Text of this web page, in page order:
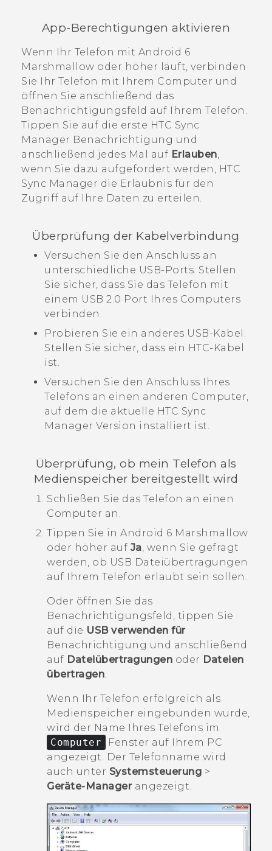
App-Berechtigungen aktivieren
Wenn Ihr Telefon mit Android 6
Marshmallow oder höher läuft, verbinden
Sie Ihr Telefon mit Ihrem Computer und
öffnen Sie anschließend das
Benachrichtigungsfeld auf Ihrem Telefon.
Tippen Sie auf die erste HTC Sync
Manager Benachrichtigung und
anschließend jedes Mal auf Erlauben,
wenn Sie dazu aufgefordert werden, HTC
Sync Manager die Erlaubnis für den
Zugriff auf Ihre Daten zu erteilen.
Überprüfung der Kabelverbindung
Versuchen Sie den Anschluss an
unterschiedliche USB-Ports. Stellen
Sie sicher, dass Sie das Telefon mit
einem USB 2.0 Port Ihres Computers
verbinden.
Probieren Sie ein anderes USB-Kabel.
Stellen Sie sicher, dass ein HTC-Kabel
ist.
Versuchen Sie den Anschluss Ihres
Telefons an einen anderen Computer,
auf dem die aktuelle HTC Sync
Manager Version installiert ist.
Überprüfung, ob mein Telefon als
Medienspeicher bereitgestellt wird
Schließen Sie das Telefon an einen
Computer an.
Tippen Sie in Android 6 Marshmallow
oder höher auf Ja, wenn Sie gefragt
werden, ob USB Dateiübertragungen
auf Ihrem Telefon erlaubt sein sollen.
Oder öffnen Sie das
Benachrichtigungsfeld, tippen Sie
auf die USB verwenden für
Benachrichtigung und anschließend
auf Dateiübertragungen oder Dateien
übertragen.
Wenn Ihr Telefon erfolgreich als
Medienspeicher eingebunden wurde,
wird der Name Ihres Telefons im
Computer
Fenster auf Ihrem PC
angezeigt. Der Telefonname wird
auch unter Systemsteuerung >
Geräte-Managerangezeigt.